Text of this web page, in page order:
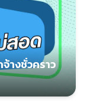
างชั่วคราว